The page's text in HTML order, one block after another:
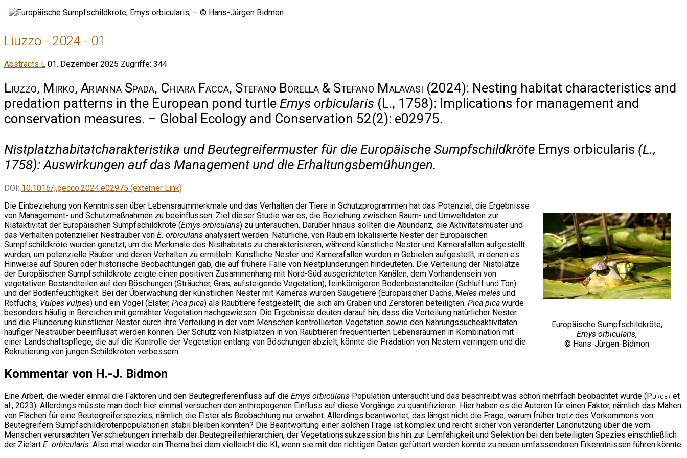
Liuzzo - 2024 - 01
Abstracts L 01. Dezember 2025 Zugriffe: 344
Liuzzo, Mirko, Arianna Spada, Chiara Facca, Stefano Borella & Stefano Malavasi (2024): Nesting habitat characteristics and
predation patterns in the European pond turtle Emys orbicularis (L., 1758): Implications for management and
conservation measures. – Global Ecology and Conservation 52(2): e02975.
Nistplatzhabitatcharakteristika und Beutegreifermuster für die Europäische Sumpfschildkröte Emys orbicularis (L.,
1758): Auswirkungen auf das Management und die Erhaltungsbemühungen.
DOI: 10.1016/j.gecco.2024.e02975 (externer Link)
Europäische Sumpfschildkröte,
Emys orbicularis,
© Hans-Jürgen-Bidmon
Die Einbeziehung von Kenntnissen über Lebensraummerkmale und das Verhalten der Tiere in Schutzprogrammen hat das Potenzial, die Ergebnisse
von Management- und Schutzmaßnahmen zu beeinflussen. Ziel dieser Studie war es, die Beziehung zwischen Raum- und Umweltdaten zur
Nistaktivität der Europäischen Sumpfschildkröte (Emys orbicularis) zu untersuchen. Darüber hinaus sollten die Abundanz, die Aktivitätsmuster und
das Verhalten potenzieller Nesträuber von E. orbicularis analysiert werden. Natürliche, von Räubern lokalisierte Nester der Europäischen
Sumpfschildkröte wurden genutzt, um die Merkmale des Nisthabitats zu charakterisieren, während künstliche Nester und Kamerafallen aufgestellt
wurden, um potenzielle Räuber und deren Verhalten zu ermitteln. Künstliche Nester und Kamerafallen wurden in Gebieten aufgestellt, in denen es
Hinweise auf Spuren oder historische Beobachtungen gab, die auf frühere Fälle von Nestplünderungen hindeuteten. Die Verteilung der Nistplätze
der Europäischen Sumpfschildkröte zeigte einen positiven Zusammenhang mit Nord-Süd ausgerichteten Kanälen, dem Vorhandensein von
vegetativen Bestandteilen auf den Böschungen (Sträucher, Gras, aufsteigende Vegetation), feinkörnigeren Bodenbestandteilen (Schluff und Ton)
und der Bodenfeuchtigkeit. Bei der Überwachung der künstlichen Nester mit Kameras wurden Säugetiere (Europäischer Dachs, Meles meles und
Rotfuchs, Vulpes vulpes) und ein Vogel (Elster, Pica pica) als Raubtiere festgestellt, die sich am Graben und Zerstören beteiligten. Pica pica wurde
besonders häufig in Bereichen mit gemähter Vegetation nachgewiesen. Die Ergebnisse deuten darauf hin, dass die Verteilung natürlicher Nester
und die Plünderung künstlicher Nester durch ihre Verteilung in der vom Menschen kontrollierten Vegetation sowie den Nahrungssucheaktivitäten
häufiger Nesträuber beeinflusst werden können. Der Schutz von Nistplätzen in von Raubtieren frequentierten Lebensräumen in Kombination mit
einer Landschaftspflege, die auf die Kontrolle der Vegetation entlang von Böschungen abzielt, könnte die Prädation von Nestern verringern und die
Rekrutierung von jungen Schildkröten verbessern.
Kommentar von H.-J. Bidmon
Eine Arbeit, die wieder einmal die Faktoren und den Beutegreifereinfluss auf die Emys orbicularis Population untersucht und das beschreibt was schon mehrfach beobachtet wurde (Purger et
al., 2023). Allerdings müsste man doch hier einmal versuchen den anthropogenen Einfluss auf diese Vorgänge zu quantifizieren. Hier haben es die Autoren für einen Faktor, nämlich das Mähen
von Flächen für eine Beutegreiferspezies, nämlich die Elster als Beobachtung nur erwähnt. Allerdings beantwortet, das längst nicht die Frage, warum früher trotz des Vorkommens von
Beutegreifern Sumpfschildkrötenpopulationen stabil bleiben konnten? Die Beantwortung einer solchen Frage ist komplex und reicht sicher von veränderter Landnutzung über die vom
Menschen verursachten Verschiebungen innerhalb der Beutegreiferhierarchien, der Vegetationssukzession bis hin zur Lernfähigkeit und Selektion bei den beteiligten Spezies einschließlich
der Zielart E. orbicularis. Also mal wieder ein Thema bei dem vielleicht die KI, wenn sie mit den richtigen Daten gefüttert werden könnte zu neuen umfassenderen Erkenntnissen führen könnte.